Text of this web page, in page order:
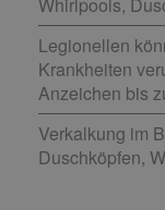
Whirlpools,
Legionellen
Krankheiten
Anzeichen bis
Verkalkung im
Duschköpfen,